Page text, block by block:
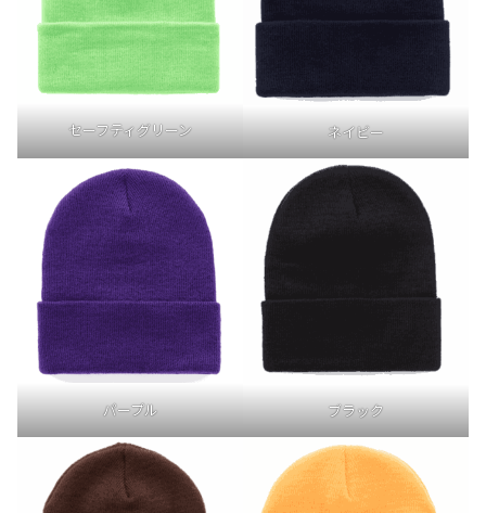
セーフティグリーン ネイビー
パープル ブラック